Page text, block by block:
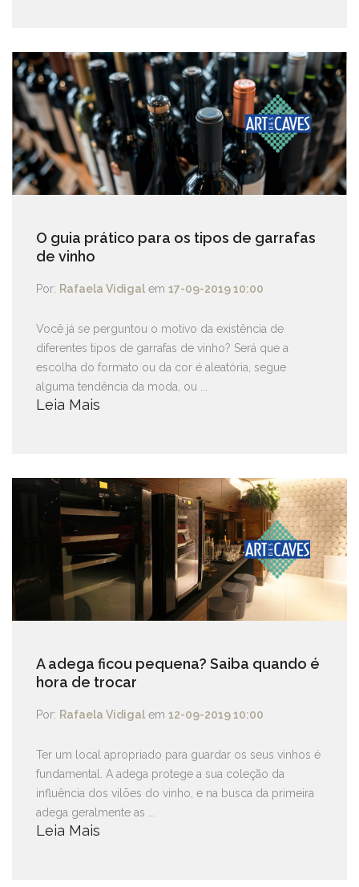
O guia prático para os tipos de garrafas
de vinho
Por: Rafaela Vidigal em 17-09-2019 10:00
Você já se perguntou o motivo da existência de
diferentes tipos de garrafas de vinho? Será que a
escolha do formato ou da cor é aleatória, segue
alguma tendência da moda, ou ...
Leia Mais
A adega ficou pequena? Saiba quando é
hora de trocar
Por: Rafaela Vidigal em 12-09-2019 10:00
Ter um local apropriado para guardar os seus vinhos é
fundamental. A adega protege a sua coleção da
influência dos vilões do vinho, e na busca da primeira
adega geralmente as ...
Leia Mais